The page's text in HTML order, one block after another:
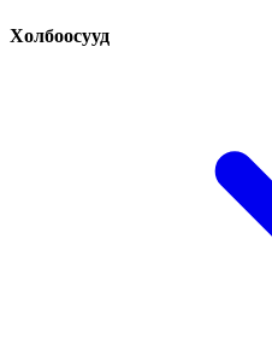
Холбоосууд